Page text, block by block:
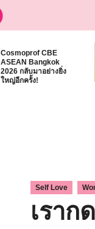
Cosmoprof CBE
ASEAN Bangkok
2026 กลับมาอย่างยิ่ง
ใหญ่อีกครั้ง!
Self Love
เราก